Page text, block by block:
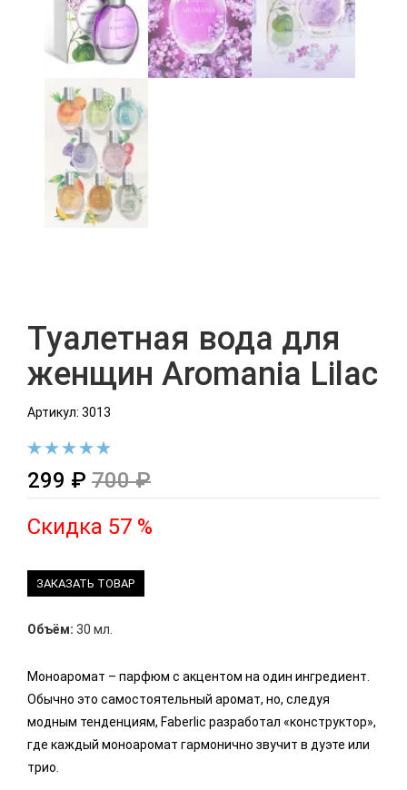
Туалетная вода для
женщин Aromania Lilac
Артикул: 3013
299 ₽ 700 ₽
Скидка 57 %
ЗАКАЗАТЬ ТОВАР
Объём: 30 мл.
Моноаромат – парфюм с акцентом на один ингредиент.
Обычно это самостоятельный аромат, но, следуя
модным тенденциям, Faberlic разработал «конструктор»,
где каждый моноаромат гармонично звучит в дуэте или
трио.